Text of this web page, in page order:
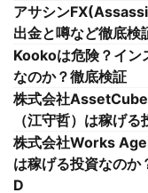
アサシン
出金と噂など徹底検
Kookoは危険？イン
なのか？徹底検証
株式会社
（江守哲）は稼げ
株式会社Works
は稼げる投資なのか
D